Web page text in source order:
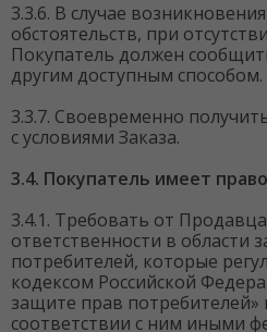
3.3.6. В случае
обстоятельств, при
Покупатель должен
другим доступным способом.
3.3.7. Своевременно
с условиями Заказа.
3.4. Покупатель имеет
3.4.1. Требовать от
ответственности в области
потребителей, которые
кодексом Российской
защите прав
соответствии с ним иными